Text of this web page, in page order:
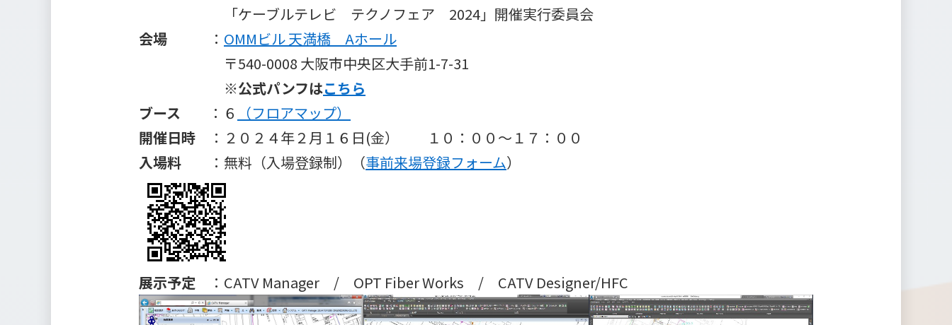
「ケーブルテレビ テクノフェア 2024」開催実行委員会
会場 ： OMMビル 天満橋 Aホール
〒540-0008 大阪市中央区大手前1-7-31
※公式パンフはこちら
ブース ：６
（フロアマップ）
開催日時 ：２０２４年２月１６日(金） １０：００～１７：００
入場料 ：無料（入場登録制）（事前来場登録フォーム）
展示予定 ：CATV Manager / OPT Fiber Works / CATV Designer/HFC